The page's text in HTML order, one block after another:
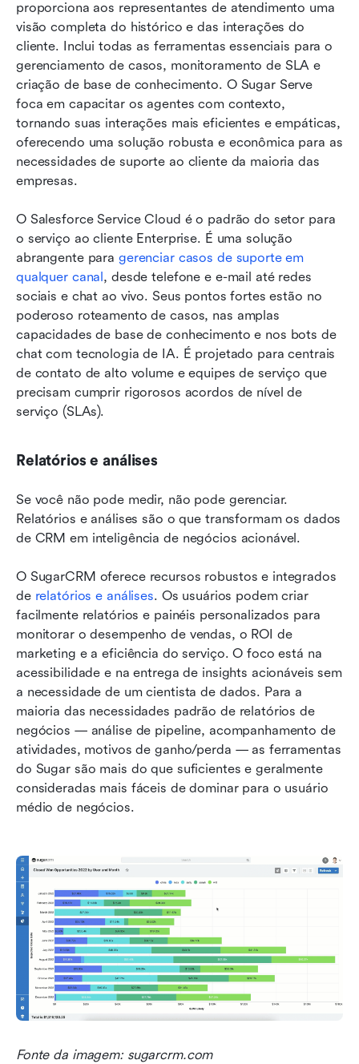
proporciona aos representantes de atendimento uma
visão completa do histórico e das interações do
cliente. Inclui todas as ferramentas essenciais para o
gerenciamento de casos, monitoramento de SLA e
criação de base de conhecimento. O Sugar Serve
foca em capacitar os agentes com contexto,
tornando suas interações mais eficientes e empáticas,
oferecendo uma solução robusta e econômica para as
necessidades de suporte ao cliente da maioria das
empresas.
O Salesforce Service Cloud é o padrão do setor para
o serviço ao cliente Enterprise. É uma solução
abrangente para gerenciar casos de suporte em
qualquer canal, desde telefone e e-mail até redes
sociais e chat ao vivo. Seus pontos fortes estão no
poderoso roteamento de casos, nas amplas
capacidades de base de conhecimento e nos bots de
chat com tecnologia de IA. É projetado para centrais
de contato de alto volume e equipes de serviço que
precisam cumprir rigorosos acordos de nível de
serviço (SLAs).
Relatórios e análises
Se você não pode medir, não pode gerenciar.
Relatórios e análises são o que transformam os dados
de CRM em inteligência de negócios acionável.
O SugarCRM oferece recursos robustos e integrados
de relatórios e análises. Os usuários podem criar
facilmente relatórios e painéis personalizados para
monitorar o desempenho de vendas, o ROI de
marketing e a eficiência do serviço. O foco está na
acessibilidade e na entrega de insights acionáveis sem
a necessidade de um cientista de dados. Para a
maioria das necessidades padrão de relatórios de
negócios — análise de pipeline, acompanhamento de
atividades, motivos de ganho/perda — as ferramentas
do Sugar são mais do que suficientes e geralmente
consideradas mais fáceis de dominar para o usuário
médio de negócios.
Fonte da imagem: sugarcrm.com